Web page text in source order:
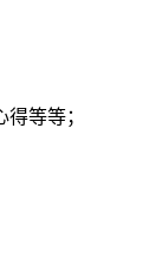
等等；